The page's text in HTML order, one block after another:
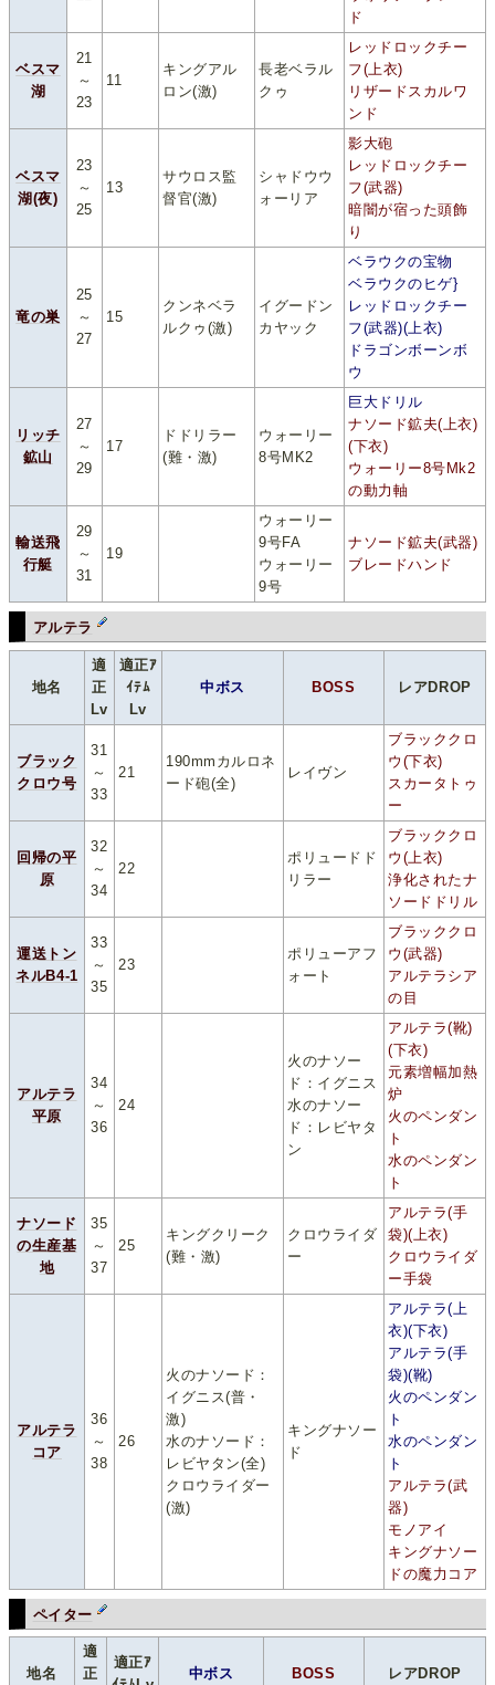
ド
ベスマ
湖
21
～
23
11
キングアル
ロン(激)
長老ベラル
クゥ
レッドロックチー
フ(上衣)
リザードスカルワ
ンド
ベスマ
湖(夜)
23
～
25
13
サウロス監
督官(激)
シャドウウ
ォーリア
影大砲
レッドロックチー
フ(武器)
暗闇が宿った頭飾
り
竜の巣
25
～
27
15
クンネベラ
ルクゥ(激)
イグードン
カヤック
ベラウクの宝物
ベラウクのヒゲ}
レッドロックチー
フ(武器)(上衣)
ドラゴンボーンボ
ウ
リッチ
鉱山
27
～
29
17
ドドリラー
(難・激)
ウォーリー
8号MK2
巨大ドリル
ナソード鉱夫(上衣)
(下衣)
ウォーリー8号Mk2
の動力軸
輸送飛
行艇
29
～
31
19
ウォーリー
9号FA
ウォーリー
9号
ナソード鉱夫(武器)
ブレードハンド
アルテラ
地名
適
正
Lv
適正ｱ
ｲﾃﾑ
Lv
中ボス BOSS レアDROP
ブラック
クロウ号
31
～
33
21
190mmカルロネ
ード砲(全)
レイヴン
ブラッククロ
ウ(下衣)
スカータトゥ
ー
回帰の平
原
32
～
34
22
ポリュードド
リラー
ブラッククロ
ウ(上衣)
浄化されたナ
ソードドリル
運送トン
ネルB4-1
33
～
35
23
ポリューアフ
ォート
ブラッククロ
ウ(武器)
アルテラシア
の目
アルテラ
平原
34
～
36
24
火のナソー
ド：イグニス
水のナソー
ド：レビヤタ
ン
アルテラ(靴)
(下衣)
元素増幅加熱
炉
火のペンダン
ト
水のペンダン
ト
ナソード
の生産基
地
35
～
37
25
キングクリーク
(難・激)
クロウライダ
ー
アルテラ(手
袋)(上衣)
クロウライダ
ー手袋
アルテラ
コア
36
～
38
26
火のナソード：
イグニス(普・
激)
水のナソード：
レビヤタン(全)
クロウライダー
(激)
キングナソー
ド
アルテラ(上
衣)(下衣)
アルテラ(手
袋)(靴)
火のペンダン
ト
水のペンダン
ト
アルテラ(武
器)
モノアイ
キングナソー
ドの魔力コア
ペイター
地名
適
正
適正ｱ
中ボス BOSS レアDROP